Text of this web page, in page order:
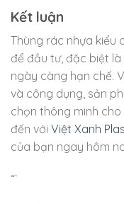
Kết luận
Thùng rác nhựa kiểu
để đầu tư, đặc biệt
ngày càng hạn chế.
và công dụng, sản
chọn thông minh
đến với Việt Xanh
của bạn ngay hôm
“`